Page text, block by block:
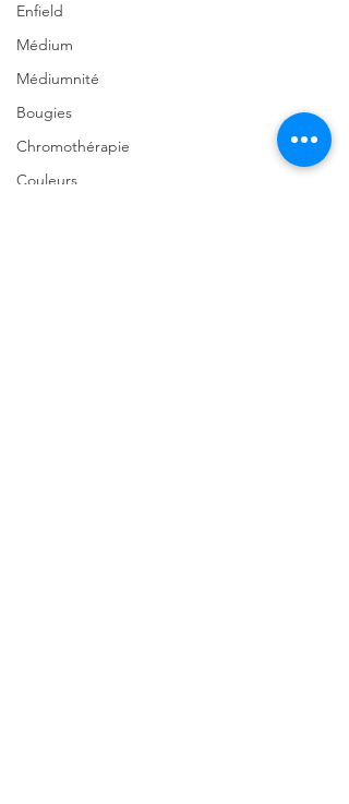
Enfield
Médium
Médiumnité
Bougies
Chromothérapie
Couleurs